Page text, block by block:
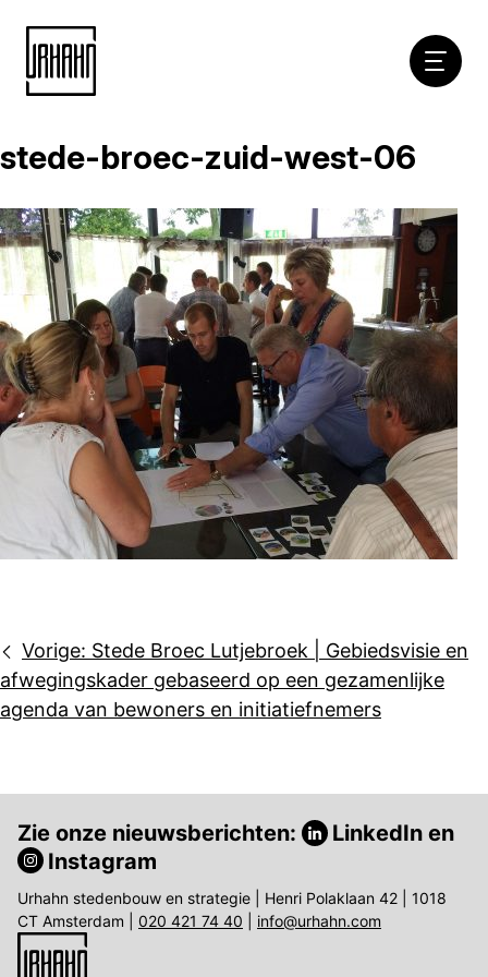
Naar
stede-broec-zuid-west-06
Bericht
navigatie
Vorige: Stede Broec Lutjebroek | Gebiedsvisie en
afwegingskader gebaseerd op een gezamenlijke
agenda van bewoners en initiatiefnemers
Zie onze nieuwsberichten: LinkedIn en
Instagram
Urhahn stedenbouw en strategie | Henri Polaklaan 42 | 1018
CT Amsterdam | 020 421 74 40 info@urhahn.com